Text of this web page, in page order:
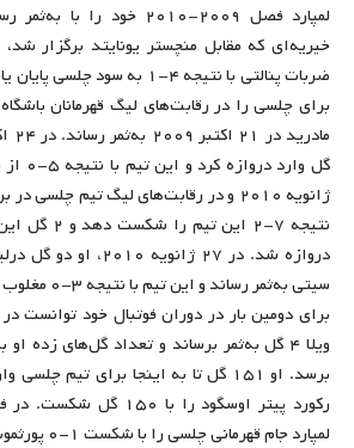
لمپارد فصل ۲۰۰۹-۲۰۱۰ خود
خیریه‌ای که مقابل منچستر یونایتد برگزار
برای چلسی را در رقابت‌های لیگ قهرمانان
گل
ژانویه ۲۰۱۰ و در رقابت‌های لیگ تیم
نتیجه ۷-۲
دروازه شد. در ۲۷ ژانویه
برای دومین بار در دوران فوتبال خود توانست
برسد. او ۱۵۱ گل تا به اینجا برای تیم
لمپارد جام قهرمانی چلسی را با شکست ۱-۰ پورثموث بالای سر برد.